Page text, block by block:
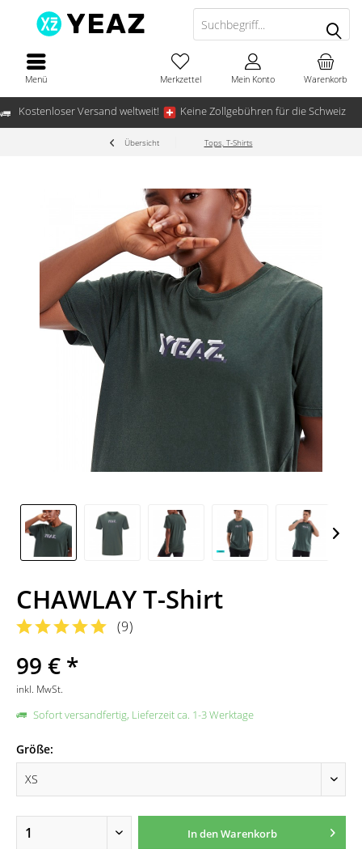
Kostenloser Versand weltweit! Keine Zollgebühren für die Schweiz
Menü Warenkorb
Merkzettel Mein Konto
Übersicht Tops, T-Shirts
CHAWLAY T-Shirt
(9)
99 € *
inkl. MwSt.
Sofort versandfertig, Lieferzeit ca. 1-3 Werktage
Größe:
In denWarenkorb